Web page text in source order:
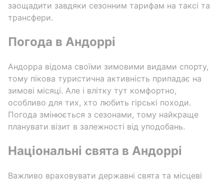
заощадити завдяки сезонним тарифам на таксі та
трансфери.
Погода в Андоррі
Андорра відома своїми зимовими видами спорту,
тому пікова туристична активність припадає на
зимові місяці. Але і влітку тут комфортно,
особливо для тих, хто любить гірські походи.
Погода змінюється з сезонами, тому найкраще
планувати візит в залежності від уподобань.
Національні свята в Андоррі
Важливо враховувати державні свята та місцеві